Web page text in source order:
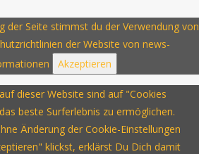
der Seite stimmst du der Verwendung von
der Website von news-
Akzeptieren
dieser Website sind auf "Cookies
beste Surferlebnis zu ermöglichen.
Änderung der Cookie-Einstellungen
klickst, erklärst Du Dich damit